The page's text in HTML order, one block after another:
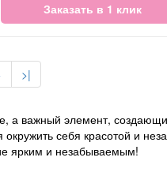
Заказать в 1 клик
>|
а важный элемент,
окружить себя красотой и
ярким и незабываемым!